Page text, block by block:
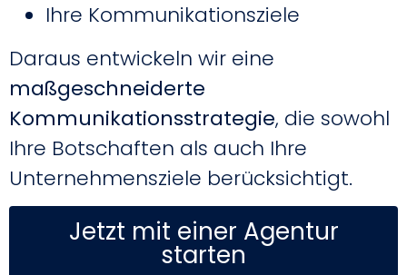
Ihre Kommunikationsziele
Daraus entwickeln wir eine
maßgeschneiderte
Kommunikationsstrategie, die sowohl
Ihre Botschaften als auch Ihre
Unternehmensziele berücksichtigt.
Jetzt mit einer Agentur
starten